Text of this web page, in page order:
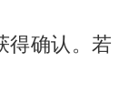
得确认。若